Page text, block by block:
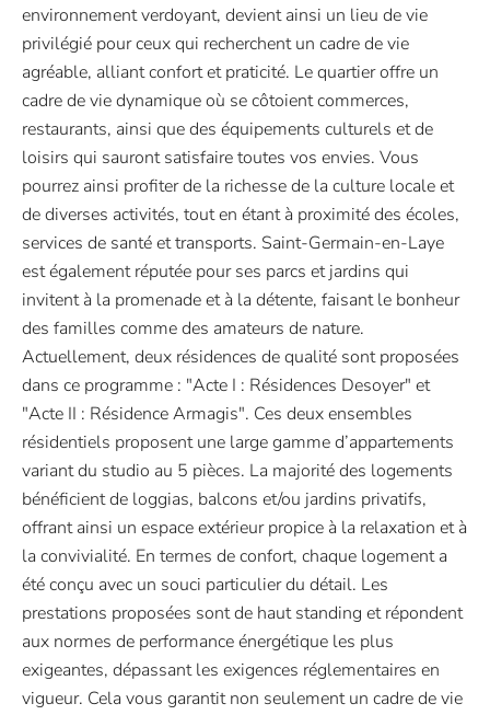
environnement verdoyant, devient ainsi un lieu de vie
privilégié pour ceux qui recherchent un cadre de vie
agréable, alliant confort et praticité. Le quartier offre un
cadre de vie dynamique où se côtoient commerces,
restaurants, ainsi que des équipements culturels et de
loisirs qui sauront satisfaire toutes vos envies. Vous
pourrez ainsi profiter de la richesse de la culture locale et
de diverses activités, tout en étant à proximité des écoles,
services de santé et transports. Saint-Germain-en-Laye
est également réputée pour ses parcs et jardins qui
invitent à la promenade et à la détente, faisant le bonheur
des familles comme des amateurs de nature.
Actuellement, deux résidences de qualité sont proposées
dans ce programme : "Acte I : Résidences Desoyer" et
"Acte II : Résidence Armagis". Ces deux ensembles
résidentiels proposent une large gamme d’appartements
variant du studio au 5 pièces. La majorité des logements
bénéficient de loggias, balcons et/ou jardins privatifs,
offrant ainsi un espace extérieur propice à la relaxation et à
la convivialité. En termes de confort, chaque logement a
été conçu avec un souci particulier du détail. Les
prestations proposées sont de haut standing et répondent
aux normes de performance énergétique les plus
exigeantes, dépassant les exigences réglementaires en
vigueur. Cela vous garantit non seulement un cadre de vie